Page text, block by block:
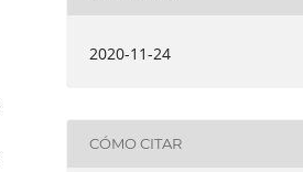
2020-11-24
CÓMO CITAR